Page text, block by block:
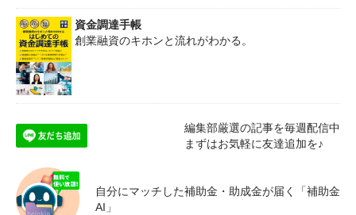
資金調達手帳
創業融資のキホンと流れがわかる。
編集部厳選の記事を毎週配信中
まずはお気軽に友達追加を♪
自分にマッチした補助金・助成金が届く「補助金
AI」